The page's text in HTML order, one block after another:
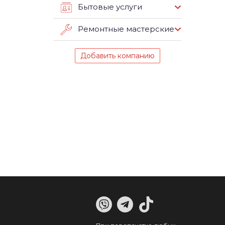
Бытовые услуги
Ремонтные мастерские
Добавить компанию